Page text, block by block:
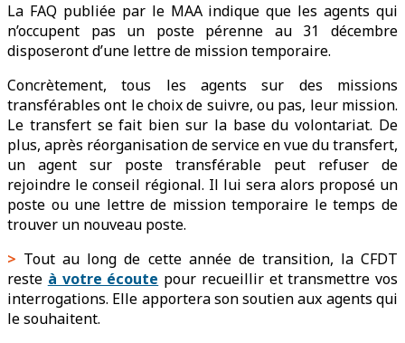
La FAQ publiée par le MAA indique que les agents qui
n’occupent pas un poste pérenne au 31 décembre
disposeront d’une lettre de mission temporaire.
Concrètement, tous les agents sur des missions
transférables ont le choix de suivre, ou pas, leur mission.
Le transfert se fait bien sur la base du volontariat. De
plus, après réorganisation de service en vue du transfert,
un agent sur poste transférable peut refuser de
rejoindre le conseil régional. Il lui sera alors proposé un
poste ou une lettre de mission temporaire le temps de
trouver un nouveau poste.
> Tout au long de cette année de transition, la CFDT
reste à votre écoute pour recueillir et transmettre vos
interrogations. Elle apportera son soutien aux agents qui
le souhaitent.